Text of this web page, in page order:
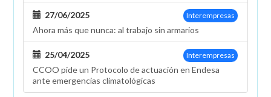
Interempresas
27/06/2025
Ahora más que nunca: al trabajo sin armarios
Interempresas
25/04/2025
CCOO pide un Protocolo de actuación en Endesa
ante emergencias climatológicas